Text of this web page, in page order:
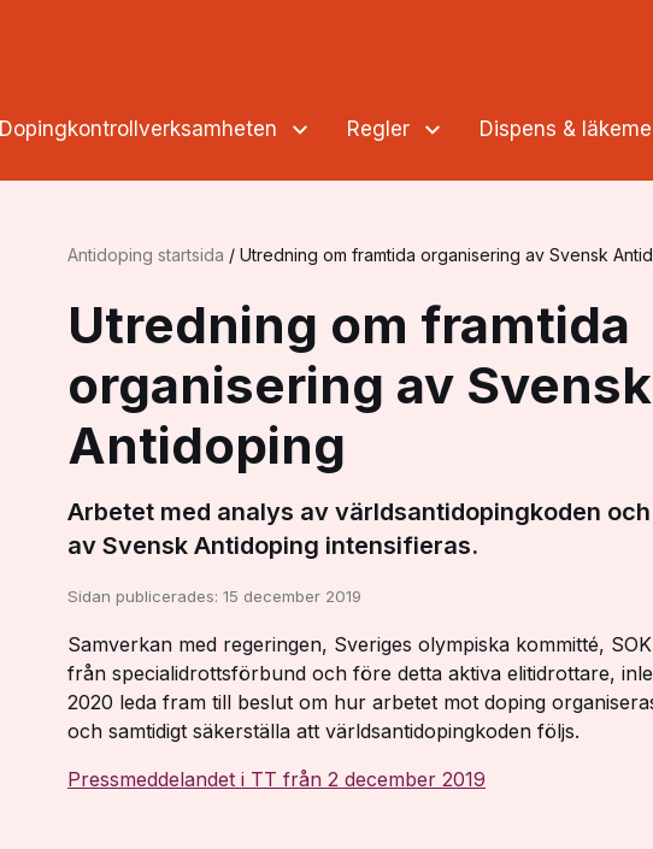
Dopingkontrollverksamheten Regler Dispens &
Antidoping startsida / Utredning om framtida organisering av Svensk
Utredning om framtida
organisering av Svensk
Antidoping
Arbetet med analys av världsantidopingkoden
av Svensk Antidoping intensifieras.
Sidan publicerades: 15 december 2019
Samverkan med regeringen, Sveriges olympiska kommitté,
från specialidrottsförbund och före detta aktiva elitidrottare,
2020 leda fram till beslut om hur arbetet mot doping
och samtidigt säkerställa att världsantidopingkoden följs.
Pressmeddelandet i TT från 2 december 2019